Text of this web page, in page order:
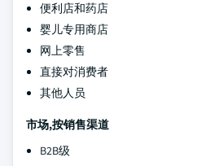
便利店和药店
婴儿专用商店
网上零售
直接对消费者
其他人员
市场,按销售渠道
B2B级